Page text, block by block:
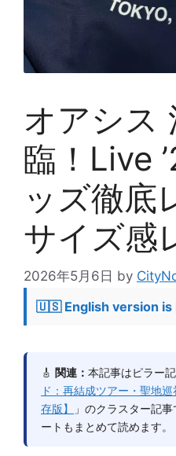
オアシス
臨！Live
ッズ徹底
サイズ感
2026年5月6日 by
🇺🇸 English version is
🎸 関連： 本記事はピラー
ド：再結成ツアー・聖地
存版】
」のクラスター記
ートもまとめて読めます。